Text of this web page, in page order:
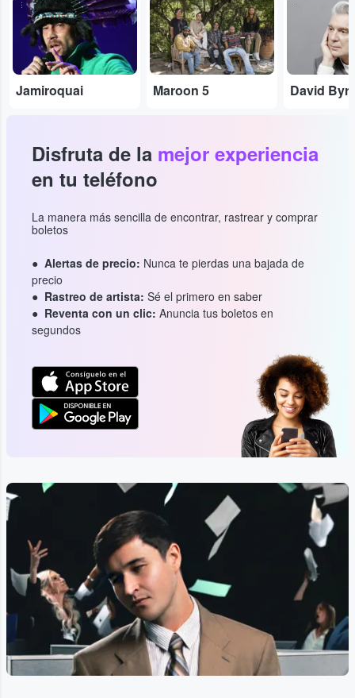
...
Jamiroquai
...
Maroon 5
...
David
Disfruta de la mejor experiencia
en tu teléfono
La manera más sencilla de encontrar, rastrear y comprar
boletos
Alertas de precio: Nunca te pierdas una bajada de
precio
Rastreo de artista: Sé el primero en saber
Reventa con un clic: Anuncia tus boletos en
segundos